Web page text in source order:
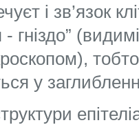
і зв’язок
гніздо”
у